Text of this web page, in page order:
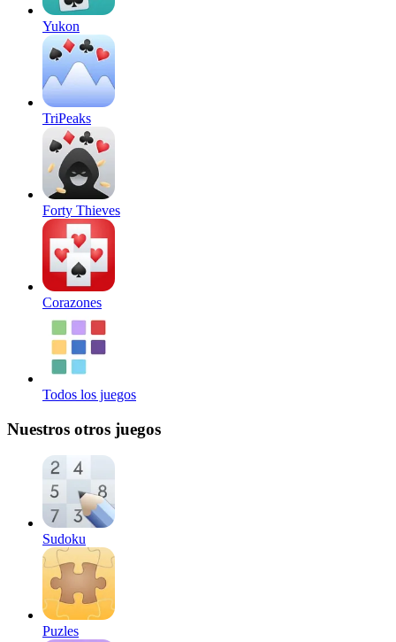
Yukon
TriPeaks
Forty Thieves
Corazones
Todos los juegos
Nuestros otros juegos
Sudoku
Puzles